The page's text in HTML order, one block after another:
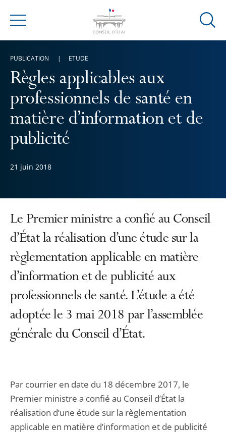
Menu
Ouvrir
Règles applicables aux
professionnels de santé en
matière d’information et de
publicité
21 juin 2018
PUBLICATION ETUDE
Le Premier ministre a confié au Conseil
d’État la réalisation d’une étude sur la
règlementation applicable en matière
d’information et de publicité aux
professionnels de santé. L’étude a été
adoptée le 3 mai 2018 par l’assemblée
générale du Conseil d’État.
Par courrier en date du 18 décembre 2017, le
Premier ministre a confié au Conseil d’État la
réalisation d’une étude sur la règlementation
applicable en matière d’information et de publicité